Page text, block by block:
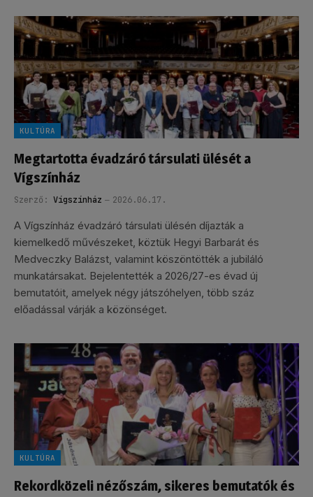
KULTÚRA
Megtartotta évadzáró társulati ülését a
Vígszínház
Szerző: Vígszínház 2026.06.17.
A Vígszínház évadzáró társulati ülésén díjazták a
kiemelkedő művészeket, köztük Hegyi Barbarát és
Medveczky Balázst, valamint köszöntötték a jubiláló
munkatársakat. Bejelentették a 2026/27-es évad új
bemutatóit, amelyek négy játszóhelyen, több száz
előadással várják a közönséget.
KULTÚRA
Rekordközeli nézőszám, sikeres bemutatók és